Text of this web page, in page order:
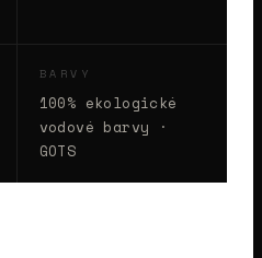
BARVY
100% ekologické
vodové barvy ·
GOTS